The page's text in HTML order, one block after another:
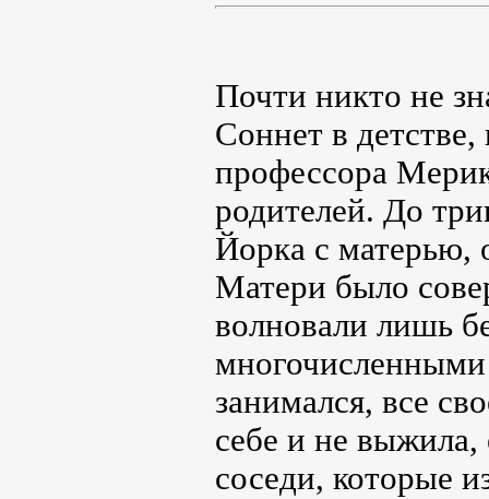
Почти никто не
Соннет в
профессора
родителей. До
Йорка с матерью,
Матери было
волновали лишь
занимался, все
себе и не
соседи, которые